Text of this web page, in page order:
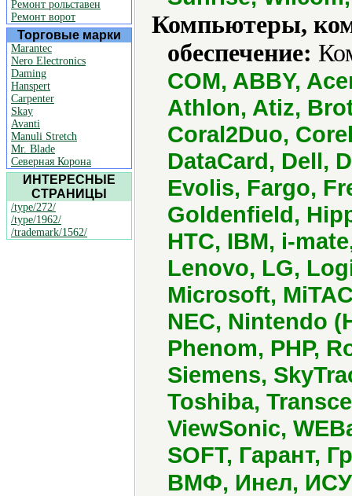
Ремонт рольставен
Ремонт ворот
Торговые марки
Marantec
Nero Electronics
Daming
Hanspert
Carpenter
Skay
Avanti
Manuli Stretch
Mr. Blade
Северная Корона
ИНТЕРЕСНЫЕ
СТРАНИЦЫ
/type/272/
/type/1962/
/trademark/1562/
Компьютеры,
обеспечение:
COM, ABBY,
Athlon, Atiz,
Coral2Duo,
DataCard, Dell,
Evolis, Fargo,
Goldenfield,
HTC, IBM, i-
Lenovo, LG,
Microsoft,
NEC, Nintendo
Phenom, PHP,
Siemens,
Toshiba,
ViewSonic,
SOFT, Гарант,
ВМФ, Инел,